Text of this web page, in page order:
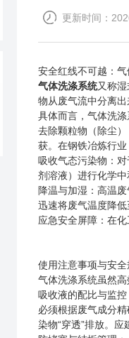
更新时间：
安全红线不可越：
气体洗涤系统又称
物从废气流中分离
具体而言，气体洗
去除颗粒物（除尘
获。在钢铁冶炼行
吸收气态污染物：
剂溶液）进行化学
降温与加湿：高温
迅速将废气温度降
应急安全屏障：在
使用注意事项与安全
气体洗涤系统虽然
吸收液的配比与监控
必须根据废气成分
染物“穿透”排放。